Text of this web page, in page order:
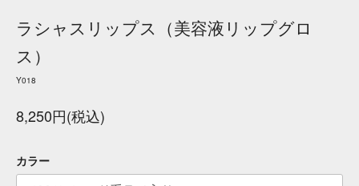
ラシャスリップス（美容液リップグロ
ス）
Y018
8,250円(税込)
カラー